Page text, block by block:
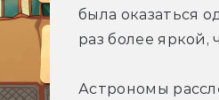
была оказаться
раз более яркой,
Астрономы